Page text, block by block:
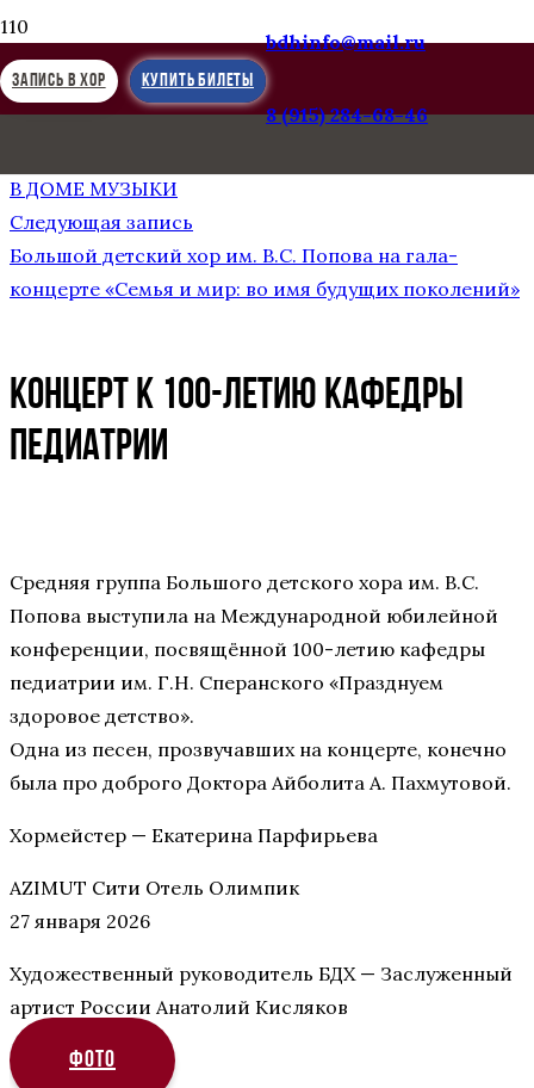
ЗАПИСЬ В ХОР КУПИТЬ БИЛЕТЫ
bdhinfo@mail.ru
8 (915) 284-68-46
Предыдущая запись
В ДОМЕ МУЗЫКИ
Следующая запись
Большой детский хор им. В.С. Попова на гала-
концерте «Семья и мир: во имя будущих поколений»
КОНЦЕРТ К 100-ЛЕТИЮ КАФЕДРЫ
ПЕДИАТРИИ
Средняя группа Большого детского хора им. В.С.
Попова выступила на Международной юбилейной
конференции, посвящённой 100-летию кафедры
педиатрии им. Г.Н. Сперанского «Празднуем
здоровое детство».
Одна из песен, прозвучавших на концерте, конечно
была про доброго Доктора Айболита А. Пахмутовой.
Хормейстер — Екатерина Парфирьева
AZIMUT Сити Отель Олимпик
27 января 2026
Художественный руководитель БДХ — Заслуженный
артист России Анатолий Кисляков
ФОТО